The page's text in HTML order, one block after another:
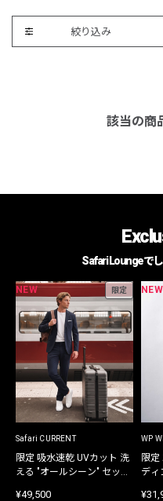
絞り込み
該当の商
Safari Loungeで
NEW 限定
Safari CURRENT
限定 吸水速乾 UVカット 洗
える "オールシーン" セット
¥49,500
NEW
WP
限定
ディ